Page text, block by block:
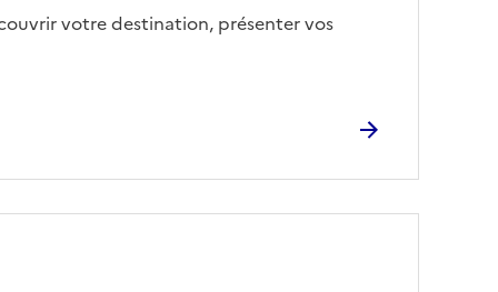
votre destination, présenter vos